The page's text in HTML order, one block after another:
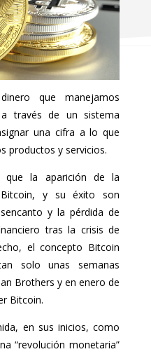
que manejamos
través de un sistema
una cifra a lo que
productos y servicios.
que la aparición de la
y su éxito son
y la pérdida de
tras la crisis de
el concepto Bitcoin
solo unas semanas
Brothers y en enero de
Bitcoin.
en sus inicios, como
“revolución monetaria”